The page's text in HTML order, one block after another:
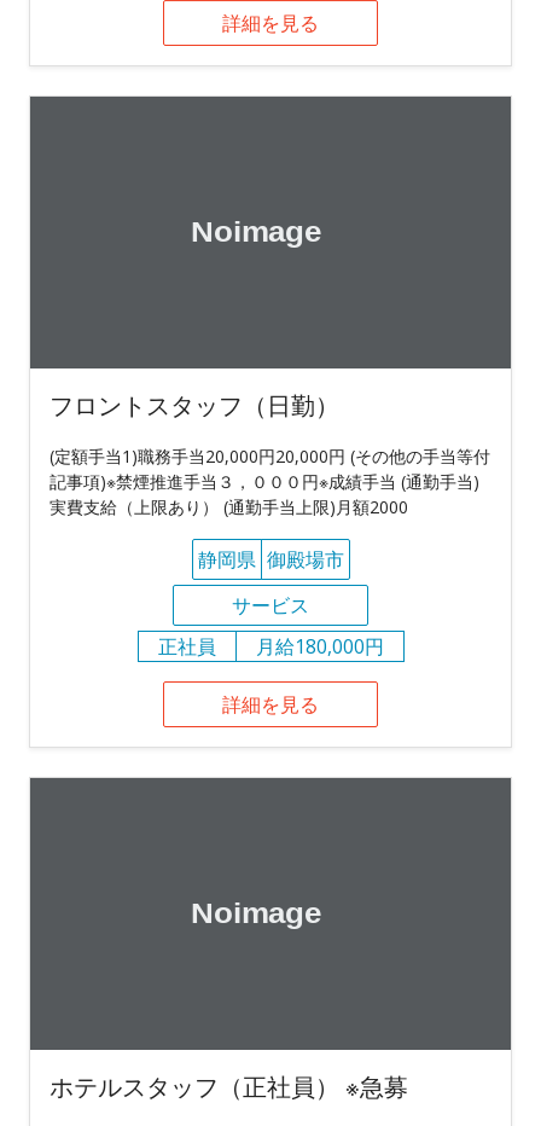
詳細を見る
フロントスタッフ（日勤）
(定額手当1)職務手当20,000円20,000円 (その他の手当等付
記事項)※禁煙推進手当３，０００円※成績手当 (通勤手当)
実費支給（上限あり） (通勤手当上限)月額2000
静岡県 御殿場市
サービス
正社員
月給180,000円
詳細を見る
ホテルスタッフ（正社員） ※急募